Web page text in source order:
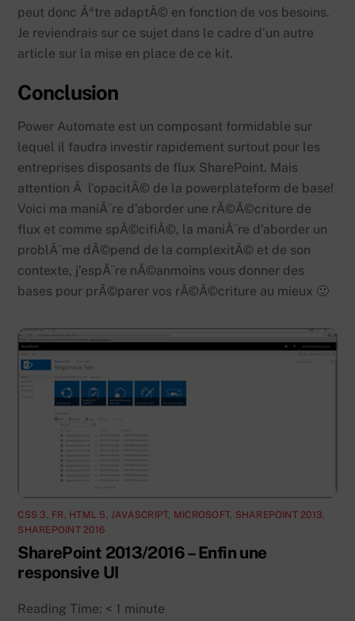
peut donc Ãªtre adaptÃ© en fonction de vos besoins.
Je reviendrais sur ce sujet dans le cadre d’un autre
article sur la mise en place de ce kit.
Conclusion
Power Automate est un composant formidable sur
lequel il faudra investir rapidement surtout pour les
entreprises disposants de flux SharePoint. Mais
attention Ã l’opacitÃ© de la powerplateform de base!
Voici ma maniÃ¨re d’aborder une rÃ©Ã©criture de
flux et comme spÃ©cifiÃ©, la maniÃ¨re d’aborder un
problÃ¨me dÃ©pend de la complexitÃ© et de son
contexte, j’espÃ¨re nÃ©anmoins vous donner des
bases pour prÃ©parer vos rÃ©Ã©criture au mieux 🙂
CSS 3 , FR , HTML 5 , JAVASCRIPT, MICROSOFT, SHAREPOINT 2013,
SHAREPOINT 2016
SharePoint 2013/2016 – Enfin une
responsive UI
Reading Time: < 1 minute